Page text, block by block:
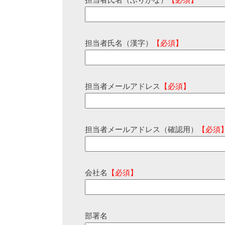
担当者氏名（漢字） 【必須】
担当者メールアドレス 【必須】
担当者メールアドレス（確認用） 【必須
会社名 【必須】
部署名